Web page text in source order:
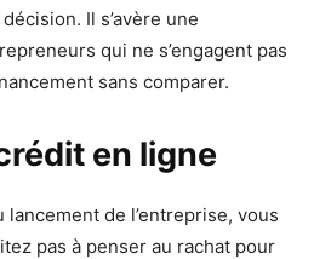
Il s’avère une
qui ne s’engagent pas
sans comparer.
en ligne
lancement de l’entreprise, vous
pas à penser au rachat pour